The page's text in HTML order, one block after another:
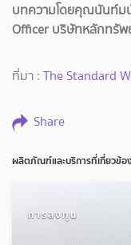
บทความโดยคุณนันท์ม
Officer บริษัทหลักทรั
ที่มา : The Standard
Share
ผลิตภัณฑ์และบริการที่เกี่ยวข้อ
การลงทุน